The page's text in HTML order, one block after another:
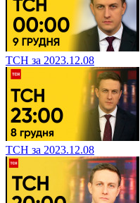
ТСН за 2023.12.08
ТСН за 2023.12.08